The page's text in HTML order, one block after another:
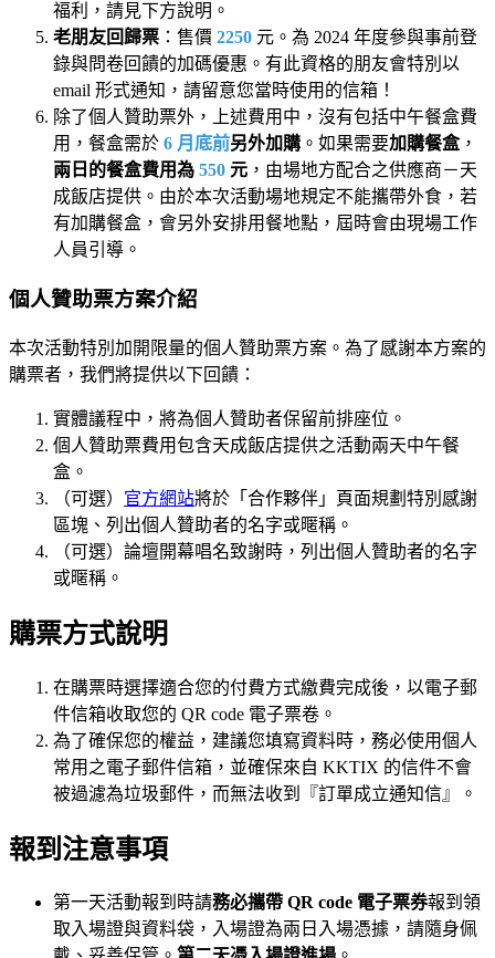
福利，請見下方說明。
老朋友回歸票 ：售價 2250 元。為 2024 年度參與事前登
錄與問卷回饋的加碼優惠。有此資格的朋友會特別以
email 形式通知，請留意您當時使用的信箱！
除了個人贊助票外，上述費用中，沒有包括中午餐盒費
用，餐盒需於 6 月底前另外加購 。如果需要加購餐盒，
兩日的餐盒費用為 550 元 ，由場地方配合之供應商－天
成飯店提供。由於本次活動場地規定不能攜帶外食，若
有加購餐盒，會另外安排用餐地點，屆時會由現場工作
人員引導。
個人贊助票方案介紹
本次活動特別加開限量的個人贊助票方案。為了感謝本方案的
購票者，我們將提供以下回饋：
實體議程中，將為個人贊助者保留前排座位。
個人贊助票費用包含天成飯店提供之活動兩天中午餐
盒。
（可選） 官方網站將於「合作夥伴」頁面規劃特別感謝
區塊、列出個人贊助者的名字或暱稱。
（可選）論壇開幕唱名致謝時，列出個人贊助者的名字
或暱稱。
購票方式說明
在購票時選擇適合您的付費方式繳費完成後，以電子郵
件信箱收取您的 QR code 電子票卷。
為了確保您的權益，建議您填寫資料時，務必使用個人
常用之電子郵件信箱，並確保來自 KKTIX 的信件不會
被過濾為垃圾郵件，而無法收到『訂單成立通知信』。
報到注意事項
第一天活動報到時請務必攜帶 QR code 電子票券報到領
取入場證與資料袋，入場證為兩日入場憑據，請隨身佩